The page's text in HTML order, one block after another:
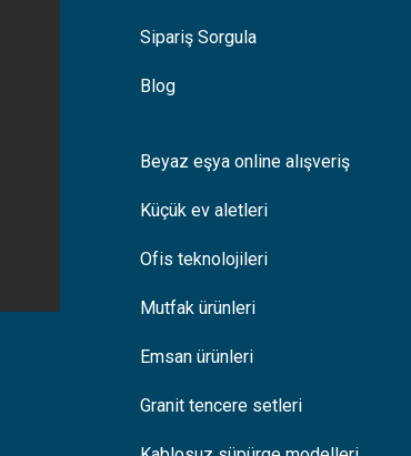
Sipariş Sorgula
Blog
Beyaz eşya online alışveriş
Küçük ev aletleri
Ofis teknolojileri
Mutfak ürünleri
Emsan ürünleri
Granit tencere setleri